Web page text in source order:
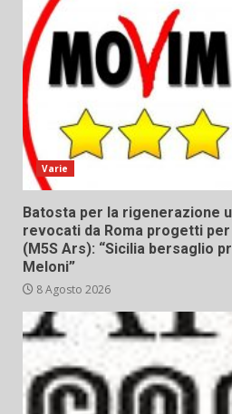
Varie
Batosta per la rigenerazione
revocati da Roma progetti
(M5S Ars): “Sicilia bersaglio
Meloni”
8 Agosto 2026